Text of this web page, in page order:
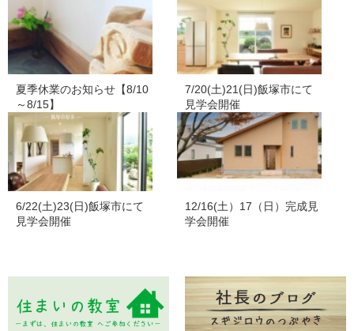
夏季休業のお知らせ【8/10
～8/15】
7/20(土)21(日)飯塚市にて
見学会開催
6/22(土)23(日)飯塚市にて
見学会開催
12/16(土）17（日）完成見
学会開催